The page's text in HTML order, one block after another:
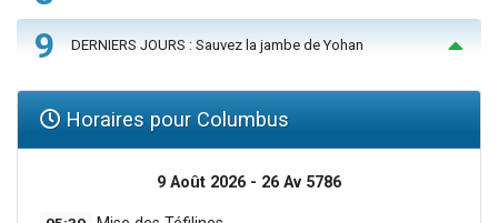
9 DERNIERS JOURS : Sauvez la jambe de Yohan
Horaires pour Columbus
9 Août 2026 - 26 Av 5786